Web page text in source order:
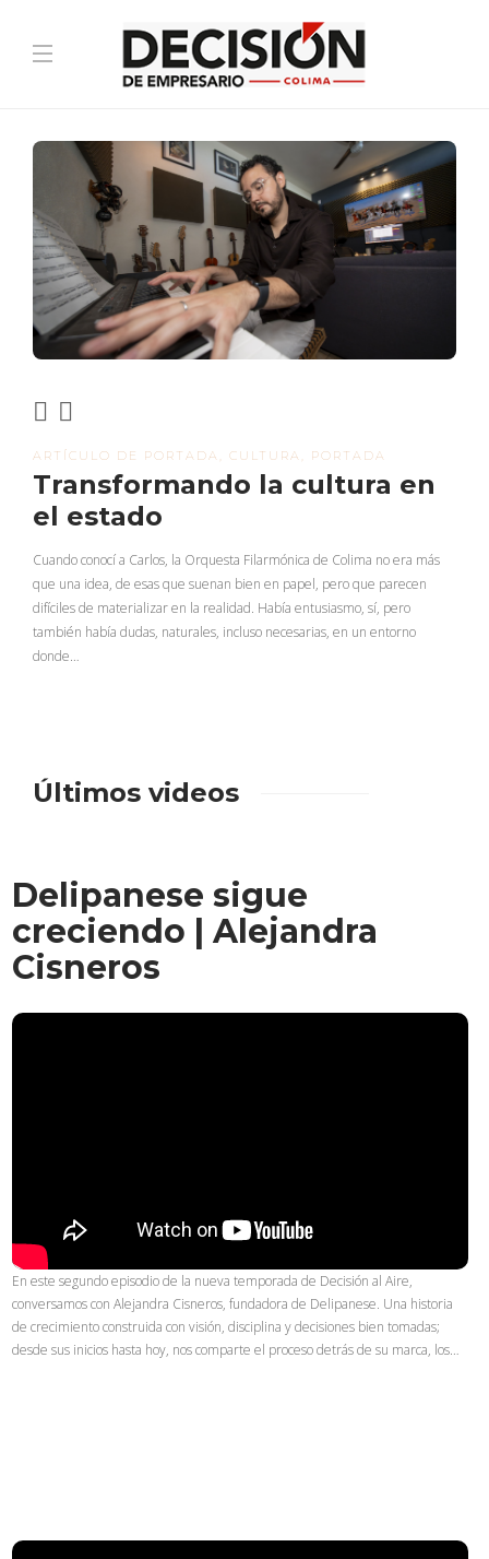
ARTÍCULO DE PORTADA CULTURA PORTADA
Transformando la cultura en
el estado
Cuando conocí a Carlos, la Orquesta Filarmónica de Colima no era más
que una idea, de esas que suenan bien en papel, pero que parecen
difíciles de materializar en la realidad. Había entusiasmo, sí, pero
también había dudas, naturales, incluso necesarias, en un entorno
donde…
Últimos videos
Delipanese sigue
creciendo | Alejandra
Cisneros
En este segundo episodio de la nueva temporada de Decisión al Aire,
conversamos con Alejandra Cisneros, fundadora de Delipanese. Una historia
de crecimiento construida con visión, disciplina y decisiones bien tomadas;
desde sus inicios hasta hoy, nos comparte el proceso detrás de su marca, los…